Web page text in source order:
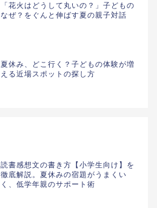
「花火はどうして丸いの？」子どもの
なぜ？をぐんと伸ばす夏の親子対話
夏休み、どこ行く？子どもの体験が増
える近場スポットの探し方
読書感想文の書き方【小学生向け】を
徹底解説。夏休みの宿題がうまくい
く、低学年親のサポート術